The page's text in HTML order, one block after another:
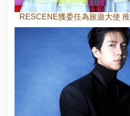
RESCENE獲委任為旅遊大使